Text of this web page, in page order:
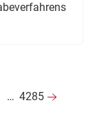
… 4285